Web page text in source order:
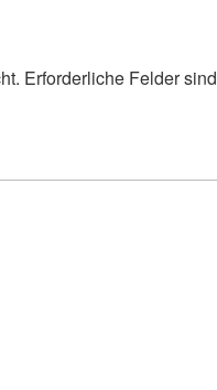
Erforderliche Felder sind